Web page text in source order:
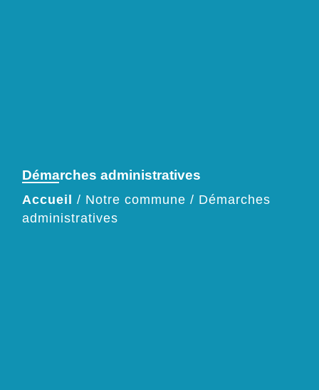
Démarches administratives
Accueil / Notre commune / Démarches
administratives